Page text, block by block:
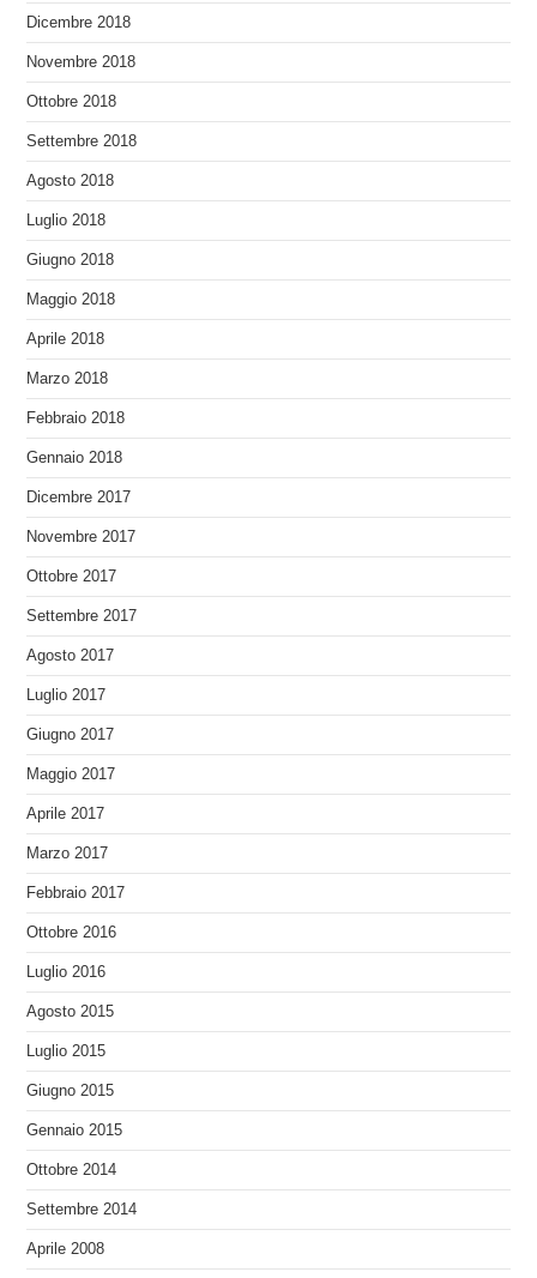
Dicembre 2018
Novembre 2018
Ottobre 2018
Settembre 2018
Agosto 2018
Luglio 2018
Giugno 2018
Maggio 2018
Aprile 2018
Marzo 2018
Febbraio 2018
Gennaio 2018
Dicembre 2017
Novembre 2017
Ottobre 2017
Settembre 2017
Agosto 2017
Luglio 2017
Giugno 2017
Maggio 2017
Aprile 2017
Marzo 2017
Febbraio 2017
Ottobre 2016
Luglio 2016
Agosto 2015
Luglio 2015
Giugno 2015
Gennaio 2015
Ottobre 2014
Settembre 2014
Aprile 2008